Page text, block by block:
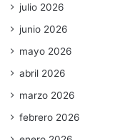
julio 2026
junio 2026
mayo 2026
abril 2026
marzo 2026
febrero 2026